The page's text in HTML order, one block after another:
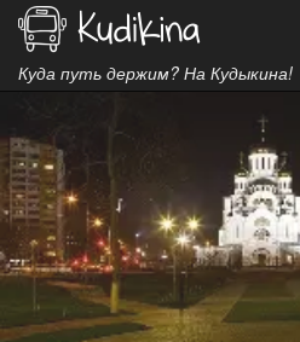
Куда путь держим? На Кудыкина!